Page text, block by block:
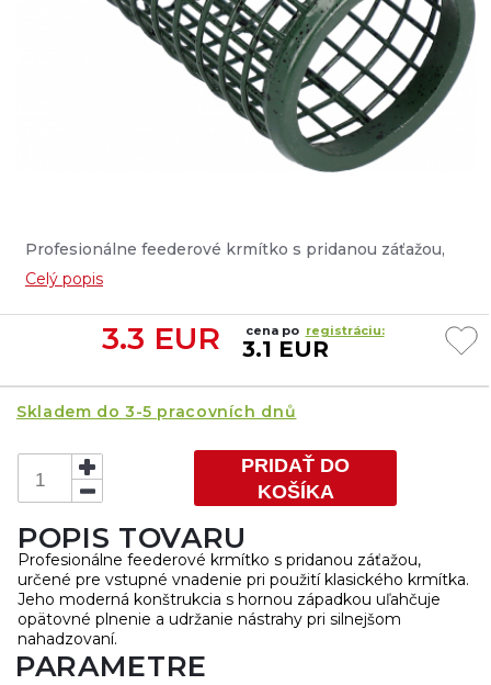
Profesionálne feederové krmítko s pridanou záťažou,
určené pre vstupné vnadenie pri použití klasického
krmítka. Jeho moderná konštrukcia s hornou západkou
uľahčuje opätovné plnenie a udržanie nástrahy pri
silnejšom nahadzovaní....
Celý popis
3.3 EUR cena po registráciu:
3.1 EUR
Skladem do 3-5 pracovních dnů
PRIDAŤ DO
KOŠÍKA
POPIS TOVARU
Profesionálne feederové krmítko s pridanou záťažou,
určené pre vstupné vnadenie pri použití klasického krmítka.
Jeho moderná konštrukcia s hornou západkou uľahčuje
opätovné plnenie a udržanie nástrahy pri silnejšom
nahadzovaní.
PARAMETRE